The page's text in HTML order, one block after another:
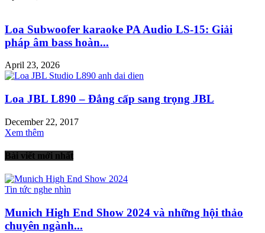
Loa Subwoofer karaoke PA Audio LS-15: Giải
pháp âm bass hoàn...
April 23, 2026
Loa JBL L890 – Đẳng cấp sang trọng JBL
December 22, 2017
Xem thêm
Bài viết mới nhất
Tin tức nghe nhìn
Munich High End Show 2024 và những hội thảo
chuyên ngành...